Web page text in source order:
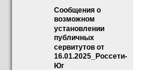
Сообщения о
возможном
установлении
публичных
сервитутов от
16.01.2025_Россети-
Юг